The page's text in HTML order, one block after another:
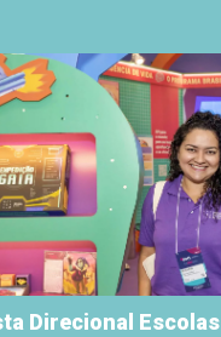
Direcional Escolas